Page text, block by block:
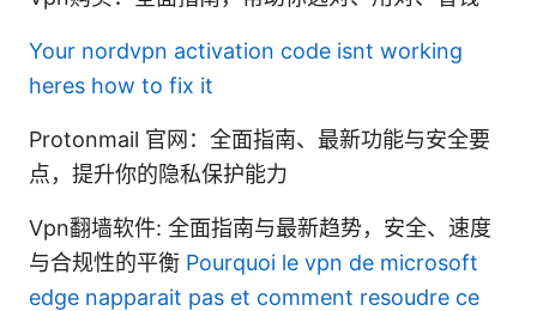
Your nordvpn activation code isnt working
heres how to fix it
Protonmail 官网：全面指南、最新功能与安全要
点，提升你的隐私保护能力
Vpn翻墙软件: 全面指南与最新趋势，安全、速度
与合规性的平衡 Pourquoi le vpn de microsoft
edge napparait pas et comment resoudre ce